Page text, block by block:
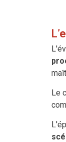
Le